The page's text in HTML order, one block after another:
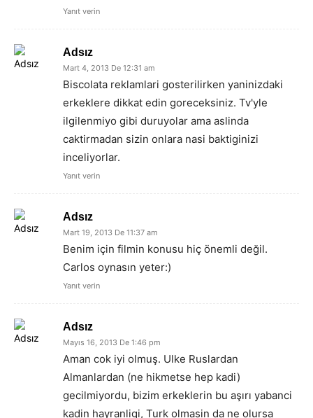
Yanıt verin
Adsız
Mart 4, 2013 De 12:31 am
Biscolata reklamlari gosterilirken yaninizdaki
erkeklere dikkat edin goreceksiniz. Tv'yle
ilgilenmiyo gibi duruyolar ama aslinda
caktirmadan sizin onlara nasi baktiginizi
inceliyorlar.
Yanıt verin
Adsız
Mart 19, 2013 De 11:37 am
Benim için filmin konusu hiç önemli değil.
Carlos oynasın yeter:)
Yanıt verin
Adsız
Mayıs 16, 2013 De 1:46 pm
Aman cok iyi olmuş. Ulke Ruslardan
Almanlardan (ne hikmetse hep kadi)
gecilmiyordu, bizim erkeklerin bu aşırı yabanci
kadin hayranligi, Turk olmasin da ne olursa